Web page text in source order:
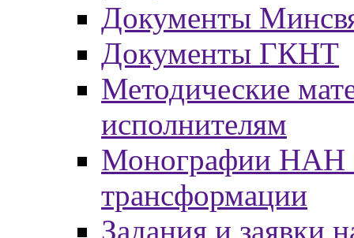
Документы
Документы ГКНТ
Методические
исполнителям
Монографии НАН
трансформации
Задания и заявки